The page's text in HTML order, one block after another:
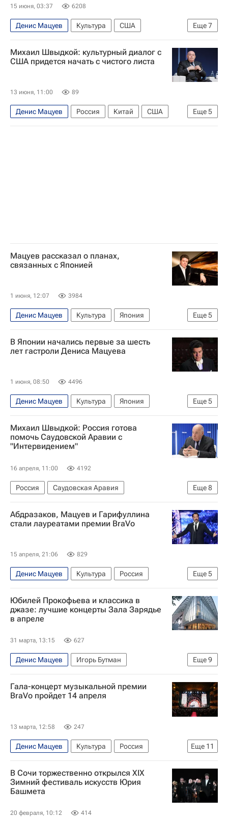
Русское географическое общество
Сергей Попов
15 июня, 03:37 6208
Еще7
Денис Мацуев Культура
США
Вашингтон (штат)
Россия
Валерий Гергиев
В мире
Культура
Михаил Швыдкой: культурный диалог с
США придется начать с чистого листа
13 июня, 11:00 89
Еще5
Денис Мацуев Россия Китай
США
Михаил Швыдкой
Александр Бутягин
Мацуев рассказал о планах,
связанных с Японией
1 июня, 12:07 3984
Еще5
Денис Мацуев Культура
Япония
Россия
Токио
Валерий Гергиев
В Японии начались первые за шесть
лет гастроли Дениса Мацуева
1 июня, 08:50 4496
Еще5
Денис Мацуев Культура
Япония
Россия
Италия
Михаил Швыдкой
Синдзо Абэ
Михаил Швыдкой: Россия готова
помочь Саудовской Аравии с
"Интервидением"
16 апреля, 11:00 4192
Еще8
Россия
Саудовская Аравия
Ближний Восток
Александр Бутягин
Владимир Путин
Михаил Швыдкой
Абдразаков, Мацуев и Гарифуллина
стали лауреатами премии BraVo
15 апреля, 21:06 829
Еще5
Денис Мацуев Культура
Россия
Москва
Ильдар Абдразаков
Большой театр
Браво Новости культуры
Юбилей Прокофьева и классика в
джазе: лучшие концерты Зала Зарядье
в апреле
31 марта, 13:15 627
Еще9
Денис Мацуев
Игорь Бутман
Александр Рудин
Musica viva
Государственный академический хор имени Свешникова
Концертный зал "Зарядье"
Развлечения
Культпоход
Гала-концерт музыкальной премии
BraVo пройдет 14 апреля
13 марта, 12:58 247
Еще 11
Денис Мацуев Культура
Россия
Пласидо Доминго
Хосе Каррерас (Жозеп Каррерас-и-Колл)
Большой театр
СНГ
Ближний Восток
В Сочи торжественно открылся XIX
Зимний фестиваль искусств Юрия
Башмета
20 февраля, 10:12 414